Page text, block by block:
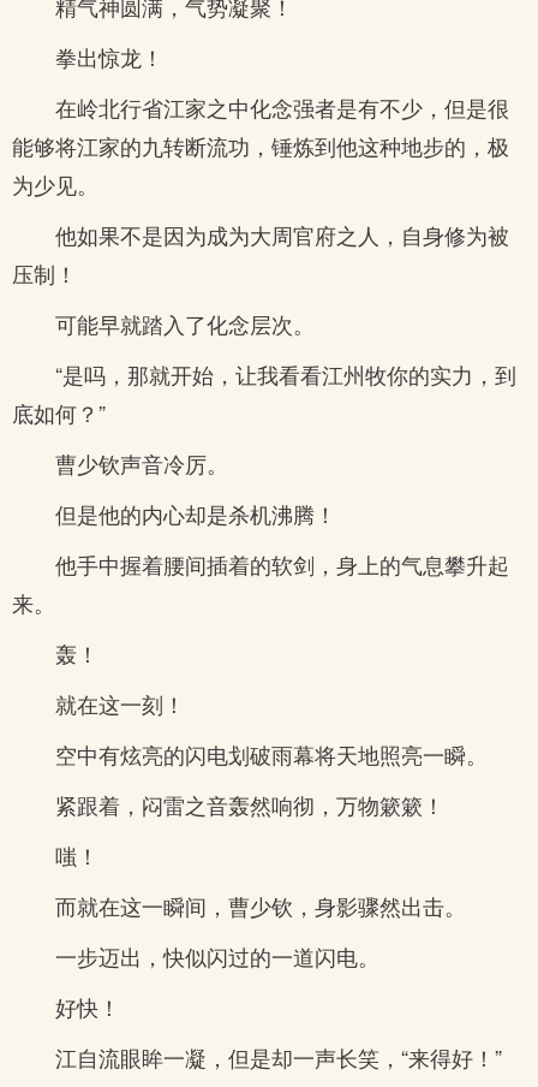
拳出惊龙！
在岭北行省江家之中化念强者是有不少，但是很
能够将江家的九转断流功，锤炼到他这种地步的，极
为少见。
他如果不是因为成为大周官府之人，自身修为被
压制！
可能早就踏入了化念层次。
“是吗，那就开始，让我看看江州牧你的实力，到
底如何？”
曹少钦声音冷厉。
但是他的内心却是杀机沸腾！
他手中握着腰间插着的软剑，身上的气息攀升起
来。
轰！
就在这一刻！
空中有炫亮的闪电划破雨幕将天地照亮一瞬。
紧跟着，闷雷之音轰然响彻，万物簌簌！
嗤！
而就在这一瞬间，曹少钦，身影骤然出击。
一步迈出，快似闪过的一道闪电。
好快！
江自流眼眸一凝，但是却一声长笑，“来得好！”